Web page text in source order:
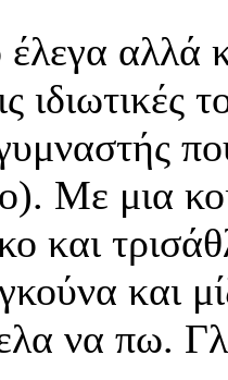
αλλά
ιδιωτικές
Με μια
και
να πω.